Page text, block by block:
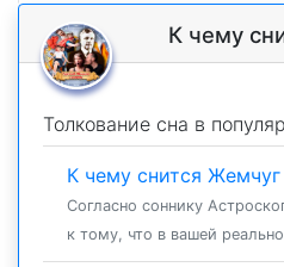
К чему
Толкование сна в
К чему снится Жемчуг
Согласно соннику
к тому, что в вашей